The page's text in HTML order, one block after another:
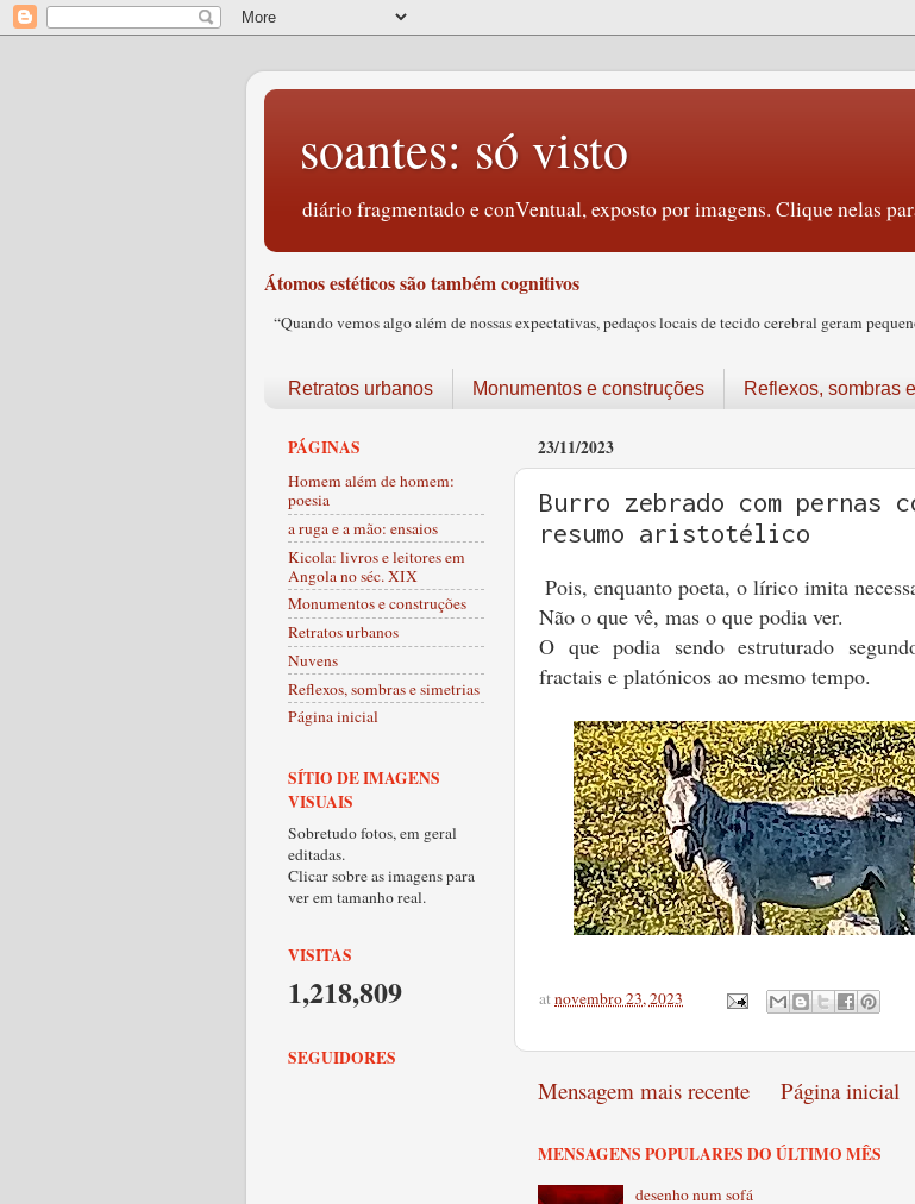
soantes: só visto
diário fragmentado e conVentual, exposto por imagens. Clique nelas
Átomos estéticos são também cognitivos
“Quando vemos algo além de nossas expectativas, pedaços locais de tecido cerebral geram
Retratos urbanos Monumentos e construções Reflexos, sombras
23/11/2023
Burro zebrado com pernas
resumo aristotélico
Pois, enquanto poeta, o lírico imita
Não o que vê, mas o que podia ver.
O que podia sendo estruturado
fractais e platónicos ao mesmo tempo.
atnovembro 23, 2023
Mensagem mais recente Página inicial
MENSAGENS POPULARES DO ÚLTIMO MÊS
desenho num sofá
PÁGINAS
Homem além de homem:
poesia
a ruga e a mão: ensaios
Kicola: livros e leitores em
Angola no séc. XIX
Monumentos e construções
Retratos urbanos
Nuvens
Reflexos, sombras e simetrias
Página inicial
SÍTIO DE IMAGENS
VISUAIS
Sobretudo fotos, em geral
editadas.
Clicar sobre as imagens para
ver em tamanho real.
VISITAS
1,218,809
SEGUIDORES